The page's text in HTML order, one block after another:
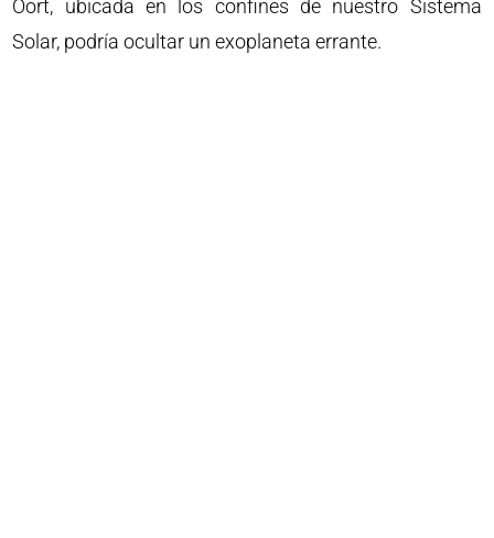
Oort, ubicada en los confines de nuestro Sistema
Solar, podría ocultar un exoplaneta errante.